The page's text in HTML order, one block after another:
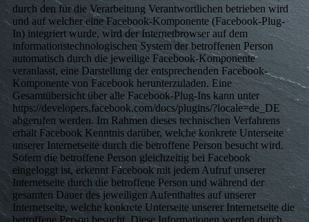
durch den für die Verarbeitung Verantwortlichen betrieben wird
und auf welcher eine Facebook-Komponente (Facebook-Plug-
In) integriert wurde, wird der Internetbrowser auf dem
informationstechnologischen System der betroffenen Person
automatisch durch die jeweilige Facebook-Komponente
veranlasst, eine Darstellung der entsprechenden Facebook-
Komponente von Facebook herunterzuladen. Eine
Gesamtübersicht über alle Facebook-Plug-Ins kann unter
https://developers.facebook.com/docs/plugins/?locale=de_DE
abgerufen werden. Im Rahmen dieses technischen Verfahrens
erhält Facebook Kenntnis darüber, welche konkrete Unterseite
unserer Internetseite durch die betroffene Person besucht wird.
Sofern die betroffene Person gleichzeitig bei Facebook
eingeloggt ist, erkennt Facebook mit jedem Aufruf unserer
Internetseite durch die betroffene Person und während der
gesamten Dauer des jeweiligen Aufenthaltes auf unserer
Internetseite, welche konkrete Unterseite unserer Internetseite die